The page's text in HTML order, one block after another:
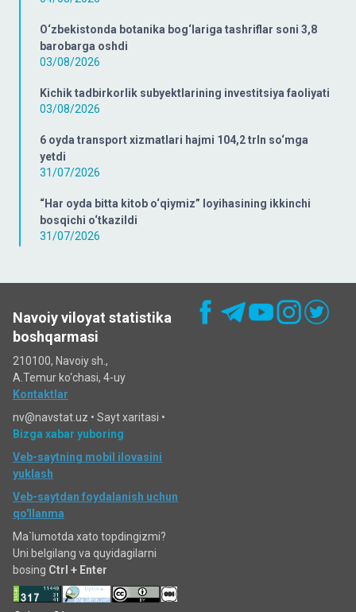
O‘zbekistonda botanika bog‘lariga tashriflar soni 3,8
barobarga oshdi
03/08/2026
Kichik tadbirkorlik subyektlarining investitsiya faoliyati
03/08/2026
6 oyda transport xizmatlari hajmi 104,2 trln so‘mga
yetdi
31/07/2026
“Har oyda bitta kitob o‘qiymiz” loyihasining ikkinchi
bosqichi o‘tkazildi
31/07/2026
Navoiy viloyat statistika
boshqarmasi
210100, Navoiy sh.,
A.Temur ko‘chаsi, 4-uy
Kontaktlar
nv@navstat.uz • Sayt xaritasi •
Bizga xabar yuboring
Veb-saytning mobil ilovasini
yuklash
Veb-saytdan foydalanish uchun
qo'llanma
Ma`lumotda xato topdingizmi?
Uni belgilang va quyidagilarni
bosing Ctrl + Enter